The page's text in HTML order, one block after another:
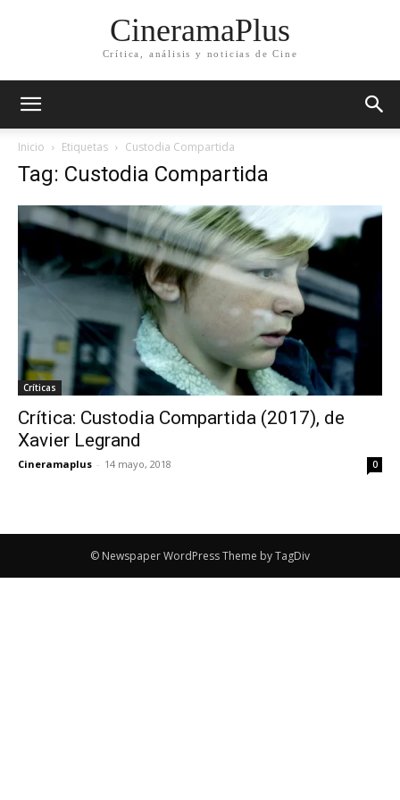
CineramaPlus
Crítica, análisis y noticias de Cine
Inicio Etiquetas Custodia Compartida
Tag: Custodia Compartida
Críticas
Crítica: Custodia Compartida (2017), de
Xavier Legrand
Cineramaplus - 14 mayo, 2018 0
© Newspaper WordPress Theme by TagDiv